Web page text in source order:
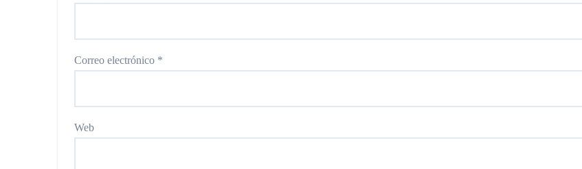
Correo electrónico *
Web